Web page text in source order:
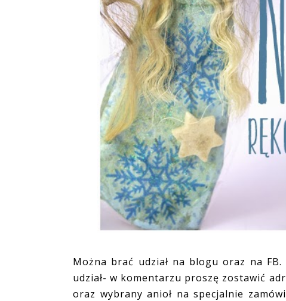
Można brać udział na blogu oraz na
udział- w komentarzu proszę zostawić
oraz wybrany anioł na specjalnie